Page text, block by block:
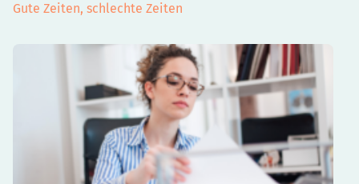
Gute Zeiten, schlechte Zeiten